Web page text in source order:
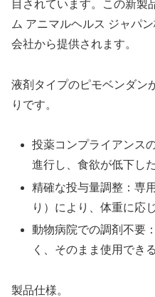
目されています。この新製
ム アニマルヘルス ジャパ
会社から提供されます。
液剤タイプのピモベンダン
りです。
投薬コンプライアンス
進行し、食欲が低下し
精確な投与量調整：専
り）により、体重に応
動物病院での調剤不要
く、そのまま使用できる
製品仕様。